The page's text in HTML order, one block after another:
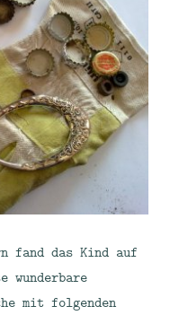
fand das Kind auf
wunderbare
mit folgenden